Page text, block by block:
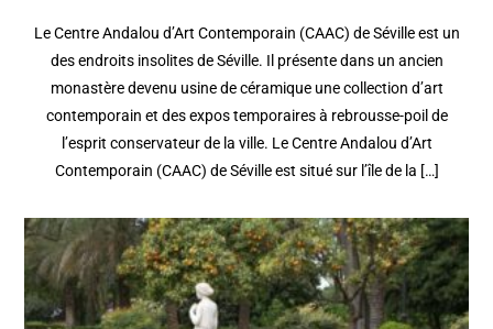
Le Centre Andalou d’Art Contemporain (CAAC) de Séville est un
des endroits insolites de Séville. Il présente dans un ancien
monastère devenu usine de céramique une collection d’art
contemporain et des expos temporaires à rebrousse-poil de
l’esprit conservateur de la ville. Le Centre Andalou d’Art
Contemporain (CAAC) de Séville est situé sur l’île de la […]